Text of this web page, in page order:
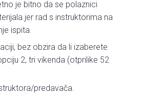
je bitno da se polaznici
jer rad s instruktorima na
ispita.
bez obzira da li izaberete
2, tri vikenda (otprilike 52
predavača